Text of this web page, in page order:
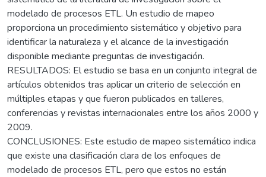
modelado de procesos ETL. Un estudio de mapeo
proporciona un procedimiento sistemático y objetivo para
identificar la naturaleza y el alcance de la investigación
disponible mediante preguntas de investigación.
RESULTADOS: El estudio se basa en un conjunto integral de
artículos obtenidos tras aplicar un criterio de selección en
múltiples etapas y que fueron publicados en talleres,
conferencias y revistas internacionales entre los años 2000 y
2009.
CONCLUSIONES: Este estudio de mapeo sistemático indica
que existe una clasificación clara de los enfoques de
modelado de procesos ETL, pero que estos no están